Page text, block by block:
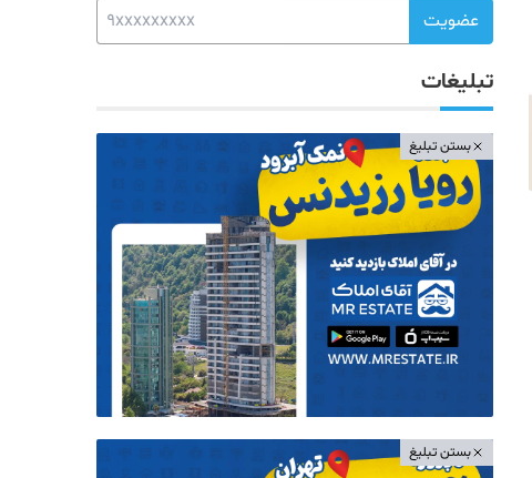
عضویت
تبلیغات
بستن تبلیغ
بستن تبلیغ